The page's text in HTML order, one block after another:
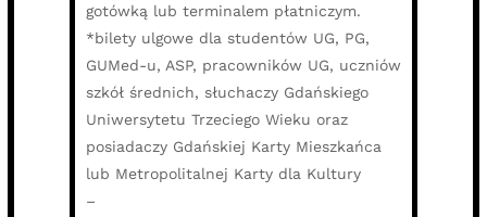
gotówką lub terminalem płatniczym.
*bilety ulgowe dla studentów UG, PG,
GUMed-u, ASP, pracowników UG, uczniów
szkół średnich, słuchaczy Gdańskiego
Uniwersytetu Trzeciego Wieku oraz
posiadaczy Gdańskiej Karty Mieszkańca
lub Metropolitalnej Karty dla Kultury
–